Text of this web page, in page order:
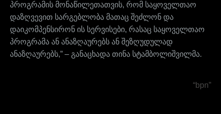
პროგრამის მონაწილეთათვის, რომ საყოველთაო
დაზღვევით სარგებლობა მათაც შეძლონ და
დაიკომპენსირონ ის სერვისები, რასაც საყოველთაო
პროგრამა ან ანაზღაურებს ან შეზღუდულად
ანაზღაურებს,” – განაცხადა თინა სტამბოლიშვილმა.
“bpn”